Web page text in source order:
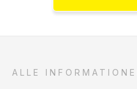
ALLE